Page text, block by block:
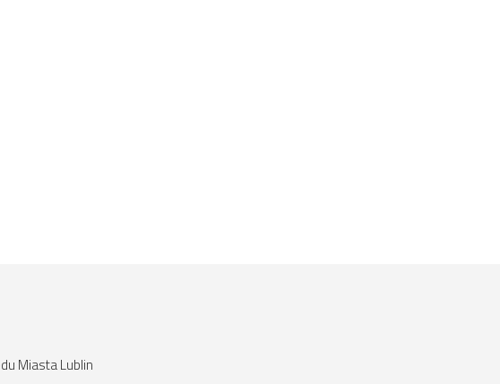
Miasta Lublin